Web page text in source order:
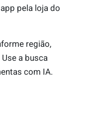
pela loja do
região,
a busca
com IA.